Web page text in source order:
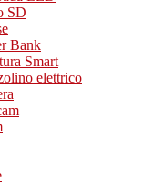
SD
Bank
Smart
elettrico